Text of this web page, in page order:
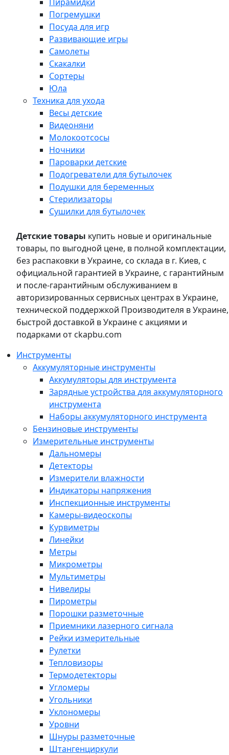
Погремушки
Посуда для игр
Развивающие игры
Самолеты
Скакалки
Сортеры
Юла
Техника для ухода
Весы детские
Видеоняни
Молокоотсосы
Ночники
Пароварки детские
Подогреватели для бутылочек
Подушки для беременных
Стерилизаторы
Сушилки для бутылочек
Детские товары купить новые и оригинальные
товары, по выгодной цене, в полной комплектации,
без распаковки в Украине, со склада в г. Киев, с
официальной гарантией в Украине, с гарантийным
и после-гарантийным обслуживанием в
авторизированных сервисных центрах в Украине,
технической поддержкой Производителя в Украине,
быстрой доставкой в Украине с акциями и
подарками от ckapbu.com
Инструменты
Аккумуляторные инструменты
Аккумуляторы для инструмента
Зарядные устройства для аккумуляторного
инструмента
Наборы аккумуляторного инструмента
Бензиновые инструменты
Измерительные инструменты
Дальномеры
Детекторы
Измерители влажности
Индикаторы напряжения
Инспекционные инструменты
Камеры-видеоскопы
Курвиметры
Линейки
Метры
Микрометры
Мультиметры
Нивелиры
Пирометры
Порошки разметочные
Приемники лазерного сигнала
Рейки измерительные
Рулетки
Тепловизоры
Термодетекторы
Угломеры
Угольники
Уклономеры
Уровни
Шнуры разметочные
Штангенциркули